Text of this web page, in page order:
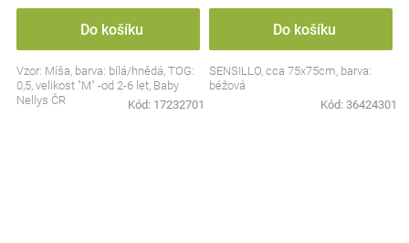
Do košíku
Vzor: Míša, barva: bílá/hnědá, TOG:
0,5, velikost "M" -od 2-6 let, Baby
Nellys ČR
Kód: 17232701
Do košíku
SENSILLO, cca 75x75cm, barva:
béžová
Kód: 36424301